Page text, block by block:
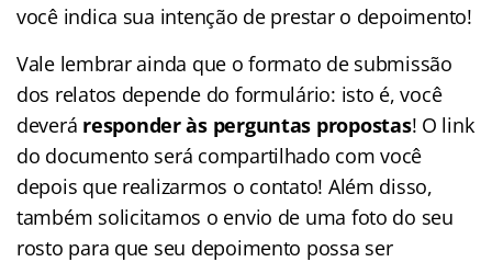
você indica sua intenção de prestar o depoimento!
Vale lembrar ainda que o formato de submissão
dos relatos depende do formulário: isto é, você
deverá responder às perguntas propostas! O link
do documento será compartilhado com você
depois que realizarmos o contato! Além disso,
também solicitamos o envio de uma foto do seu
rosto para que seu depoimento possa ser